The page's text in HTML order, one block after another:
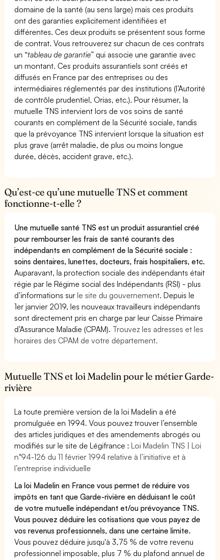
domaine de la santé (au sens large) mais ces produits
ont des garanties explicitement identifiées et
différentes. Ces deux produits se présentent sous forme
de contrat. Vous retrouverez sur chacun de ces contrats
un “tableau de garantie” qui associe une garantie avec
un montant. Ces produits assurantiels sont créés et
diffusés en France par des entreprises ou des
intermédiaires réglementés par des institutions (l’Autorité
de contrôle prudentiel, Orias, etc.). Pour résumer, la
mutuelle TNS intervient lors de vos soins de santé
courants en complément de la Sécurité sociale, tandis
que la prévoyance TNS intervient lorsque la situation est
plus grave (arrêt maladie, de plus ou moins longue
durée, décès, accident grave, etc.).
Qu’est-ce qu’une mutuelle TNS et comment
fonctionne-t-elle ?
Une mutuelle santé TNS est un produit assurantiel créé
pour rembourser les frais de santé courants des
indépendants en complément de la Sécurité sociale :
soins dentaires, lunettes, docteurs, frais hospitaliers, etc.
Auparavant, la protection sociale des indépendants était
régie par le Régime social des Indépendants (RSI) - plus
d’informations surle site du gouvernement. Depuis le
1er janvier 2019, les nouveaux travailleurs indépendants
sont directement pris en charge par leur Caisse Primaire
d’Assurance Maladie (CPAM). Trouvez les adresses et les
horaires des CPAM de votre département.
Mutuelle TNS et loi Madelin pour le métier Garde-
rivière
La toute première version de la loi Madelin a été
promulguée en 1994. Vous pouvez trouver l’ensemble
des articles juridiques et des amendements abrogés ou
modifiés sur le site de Légifrance :Loi Madelin TNS | Loi
n°94-126 du 11 février 1994 relative à l’initiative et à
l’entreprise individuelle
La loi Madelin en France vous permet de réduire vos
impôts en tant que Garde-rivière en déduisant le coût
de votre mutuelle indépendant et/ou prévoyance TNS.
Vous pouvez déduire les cotisations que vous payez de
vos revenus professionnels, dans une certaine limite.
Vous pouvez déduire jusqu'à 3,75 % de votre revenu
professionnel imposable, plus 7 % du plafond annuel de